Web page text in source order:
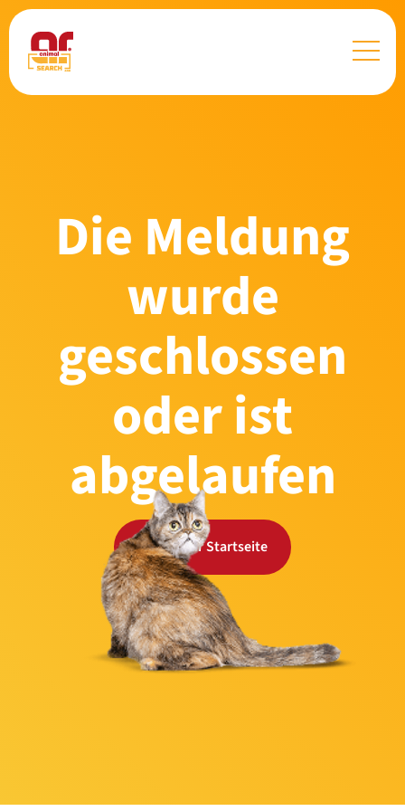
Die Meldung
wurde
geschlossen
oder ist
abgelaufen
Zurück zur Startseite